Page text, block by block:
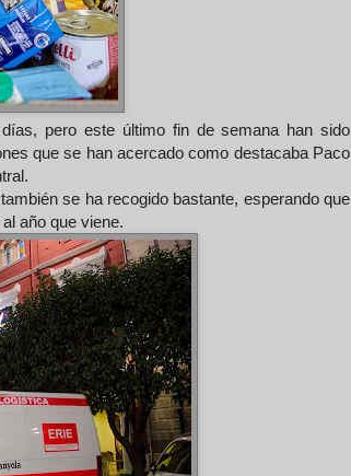
pero este último fin de semana han sido
que se han acercado como destacaba Paco
se ha recogido bastante, esperando que
año que viene.